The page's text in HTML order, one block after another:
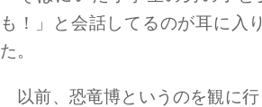
も！」と会話してるのが耳に入
た。
以前、恐竜博というのを観に